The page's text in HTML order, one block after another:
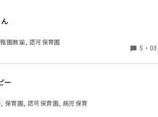
よなどエピソードがあれば教えてくださ
園教諭, 認可保育園
5 ・
ー
保育園, 認可保育園, 病児保育